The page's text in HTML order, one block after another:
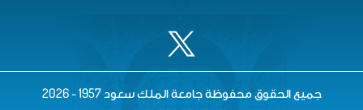
جميع الحقوق محفوظة جامعة الملك سعود 1957 - 2026